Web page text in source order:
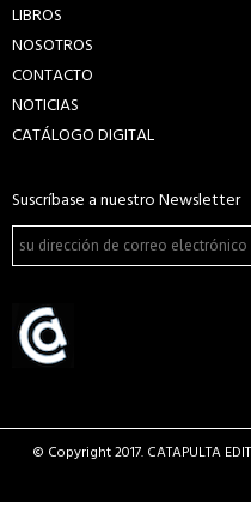
LIBROS
NOSOTROS
CONTACTO
NOTICIAS
CATÁLOGO DIGITAL
Suscríbase a nuestro Newsletter
© Copyright 2017. CATAPULTA